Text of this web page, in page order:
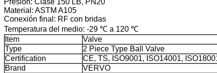
Presión: Clase 150 LB, PN20
Material: ASTM A105
Conexión final: RF con bridas
Temperatura del medio: -29 ℃ a 120 ℃
Item
Valve
Type
2 Piece Type Ball Valve
Certification
CE, TS, ISO9001, ISO14001,
Brand
VERVO